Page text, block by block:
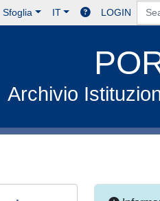
Sfoglia IT LOGIN
Archivio